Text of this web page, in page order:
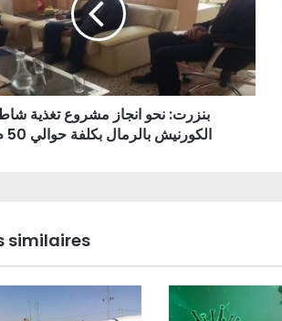
بنزرت: نحو انجاز مشروع تغذية
الكورنيش بالرمال بكلفة حوالي 50 م.د
similaires